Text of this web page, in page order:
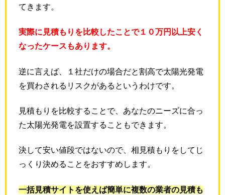
てきます。
実際に見積もりを比較したことで１０万円以上安く
なったケースもあります。
逆に言えば、１社だけの場合だと割高で太陽光発電
を買わされるリスクがあるというわけです。
見積もりを比較することで、あなたのニーズに合っ
た太陽光発電を設置することもできます。
決して安い値段ではないので、相見積もりをしてじ
っくり決めることをおすすめします。
一括見積サイトを使えば簡単に複数の業者の見積も